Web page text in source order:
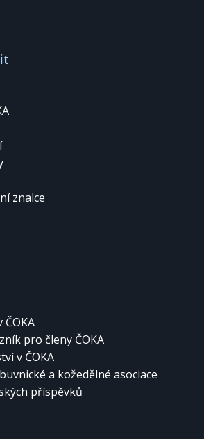
znalce
pro členy ČOKA
v ČOKA
a kožedělné asociace
příspěvků